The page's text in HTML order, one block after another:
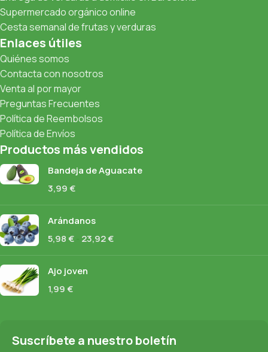
Supermercado orgánico online
Cesta semanal de frutas y verduras
Enlaces útiles
Quiénes somos
Contacta con nosotros
Venta al por mayor
Preguntas Frecuentes
Política de Reembolsos
Política de Envíos
Productos más vendidos
Bandeja de Aguacate
3,99€
Arándanos
5,98€ 23,92€
Ajo joven
1,99€
Suscríbete a nuestro boletín